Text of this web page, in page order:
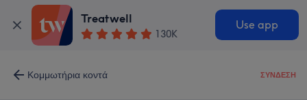
Treatwell
130K
Use app
Κομμωτήρια κοντά ΣΎΝΔΕΣΗ